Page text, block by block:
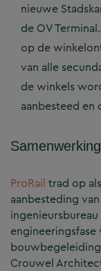
nieuwe
de OV
op de
van alle
de winkels
aanbesteed en
Samenwerking
ProRail trad op
aanbesteding
Crouwel